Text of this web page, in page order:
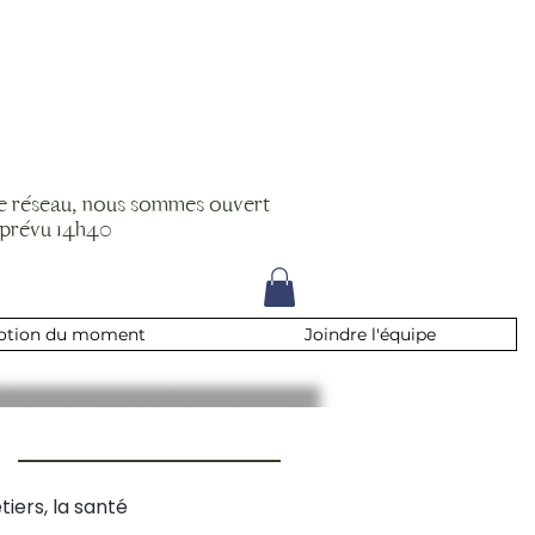
réseau, nous sommes ouvert
14h40
du moment Joindre l'équipe
la santé